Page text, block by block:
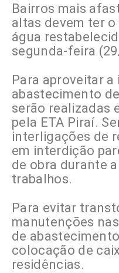
Bairros mais
altas devem ter
água
segunda-feira
Para aproveitar
abastecimento
serão realizadas
pela ETA Piraí.
interligações de
em interdição
de obra durante
trabalhos.
Para evitar
manutenções
de
colocação de
residências.